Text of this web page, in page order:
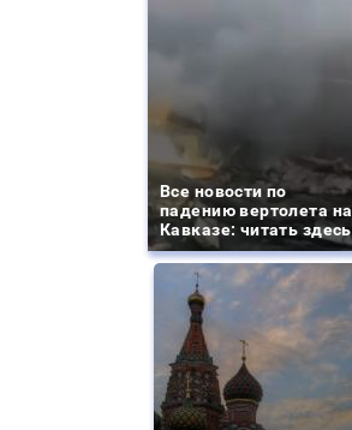
Все новости по
падению вертолета на
Кавказе: читать здесь